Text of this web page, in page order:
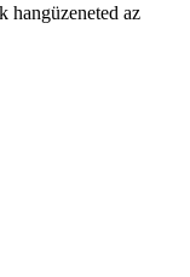
hangüzeneted az